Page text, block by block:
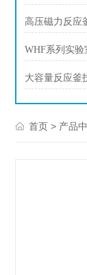
高压磁力反应
WHF系列实
大容量反应釜
首页 > 产品